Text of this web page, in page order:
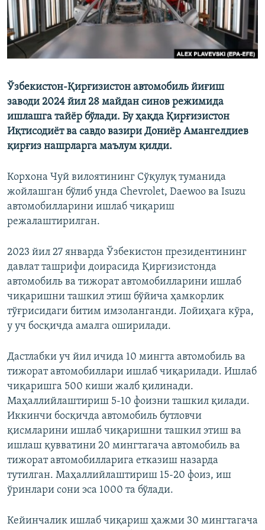
Ўзбекистон-Қирғизистон автомобиль йиғиш
заводи 2024 йил 28 майдан синов режимида
ишлашга тайёр бўлади. Бу ҳақда Қирғизистон
Иқтисодиёт ва савдо вазири Дониёр Амангелдиев
қирғиз нашрларга маълум қилди.
Корхона Чуй вилоятининг Сўқулуқ туманида
жойлашган бўлиб унда Chevrolet, Daewoo вa Isuzu
автомобилларини ишлаб чиқариш
режалаштирилган.
2023 йил 27 январда Ўзбекистон президентининг
давлат ташрифи доирасида Қирғизистонда
автомобиль ва тижорат автомобилларини ишлаб
чиқаришни ташкил этиш бўйича ҳамкорлик
тўғрисидаги битим имзоланганди. Лойиҳага кўра,
у уч босқичда амалга оширилади.
Дастлабки уч йил ичида 10 мингта автомобиль ва
тижорат автомобиллари ишлаб чиқарилади. Ишлаб
чиқаришга 500 киши жалб қилинади.
Маҳаллийлаштириш 5-10 фоизни ташкил қилади.
Иккинчи босқичда автомобиль бутловчи
қисмларини ишлаб чиқаришни ташкил этиш ва
ишлаш қувватини 20 мингтагача автомобиль ва
тижорат автомобилларига етказиш назарда
тутилган. Маҳаллийлаштириш 15-20 фоиз, иш
ўринлари сони эса 1000 та бўлади.
Кейинчалик ишлаб чиқариш ҳажми 30 мингтагача